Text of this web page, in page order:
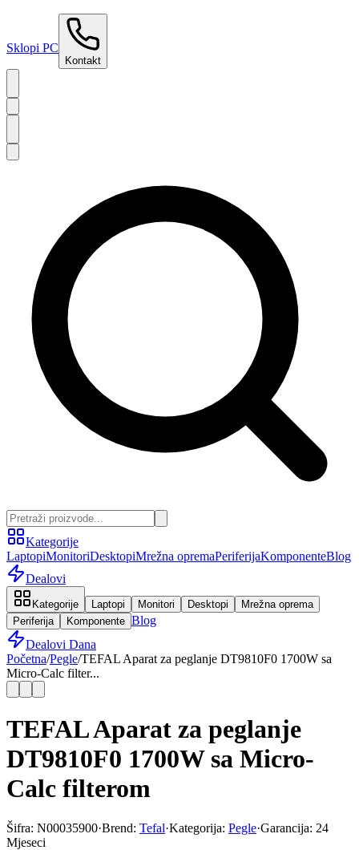
Sklopi PC
Kontakt
Kategorije
LaptopiMonitoriDesktopiMrežna opremaPeriferijaKomponenteBlog
Dealovi
Kategorije Laptopi Monitori Desktopi
Mrežna oprema
Periferija
Komponente Blog
Dealovi Dana
Početna/Pegle/TEFAL Aparat za peglanje DT9810F0 1700W sa
Micro-Calc filter...
TEFAL Aparat za peglanje
DT9810F0 1700W sa Micro-
Calc filterom
Šifra: N00035900·Brend: Tefal·Kategorija: Pegle·Garancija: 24
Mjeseci